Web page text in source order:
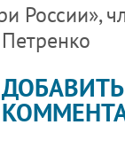
России»,
ДОБАВИТЬ